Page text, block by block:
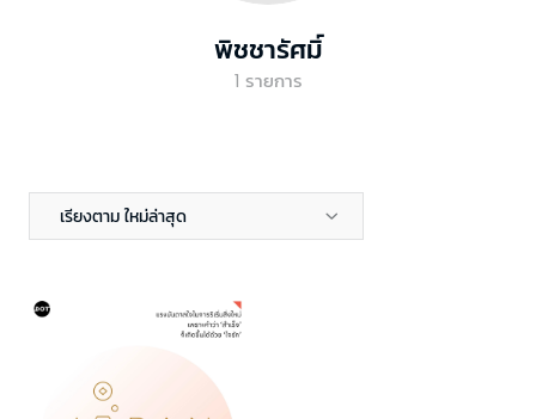
พิชชารัศมิ์
1 รายการ
เรียงตาม ใหม่ล่าสุด